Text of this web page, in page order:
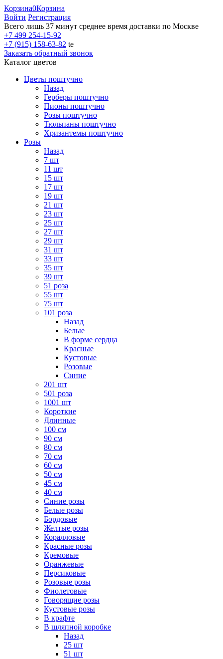
Корзина0Корзина
Войти Регистрация
Всего лишь 37 минут среднее время доставки по Москве
+7 499 254-15-92
+7 (915) 158-63-82 te
Заказать обратный звонок
Каталог цветов
Цветы поштучно
Назад
Герберы поштучно
Пионы поштучно
Розы поштучно
Тюльпаны поштучно
Хризантемы поштучно
Розы
Назад
7 шт
11 шт
15 шт
17 шт
19 шт
21 шт
23 шт
25 шт
27 шт
29 шт
31 шт
33 шт
35 шт
39 шт
51 роза
55 шт
75 шт
101 роза
Назад
Белые
В форме сердца
Красные
Кустовые
Розовые
Синие
201 шт
501 роза
1001 шт
Короткие
Длинные
100 см
90 см
80 см
70 см
60 см
50 см
45 см
40 см
Cиние розы
Белые розы
Бордовые
Желтые розы
Коралловые
Красные розы
Кремовые
Оранжевые
Персиковые
Розовые розы
Фиолетовые
Говорящие розы
Кустовые розы
В крафте
В шляпной коробке
Назад
25 шт
51 шт